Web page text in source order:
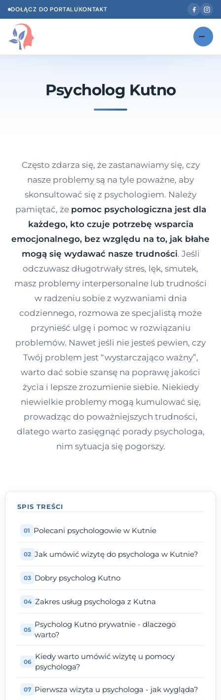
DOŁĄCZ DO PORTALUKONTAKT
NOWOŚĆ
Dawka wiedzy
Dla specjalistów
Kontakt
Dołącz do portalu
Psycholog Kutno
Często zdarza się, że zastanawiamy się, czy
nasze problemy są na tyle poważne, aby
skonsultować się z psychologiem. Należy
pamiętać, że pomoc psychologiczna jest dla
każdego, kto czuje potrzebę wsparcia
emocjonalnego, bez względu na to, jak błahe
mogą się wydawać nasze trudności. Jeśli
odczuwasz długotrwały stres, lęk, smutek,
masz problemy interpersonalne lub trudności
w radzeniu sobie z wyzwaniami dnia
codziennego, rozmowa ze specjalistą może
przynieść ulgę i pomoc w rozwiązaniu
problemów. Nawet jeśli nie jesteś pewien, czy
Twój problem jest “wystarczająco ważny”,
warto dać sobie szansę na poprawę jakości
życia i lepsze zrozumienie siebie. Niekiedy
niewielkie problemy mogą kumulować się,
prowadząc do poważniejszych trudności,
dlatego warto zasięgnąć porady psychologa,
nim sytuacja się pogorszy.
SPIS TREŚCI
Polecani psychologowie w Kutnie
Jak umówić wizytę do psychologa w Kutnie?
Dobry psycholog Kutno
Zakres usług psychologa z Kutna
Psycholog Kutno prywatnie - dlaczego
warto?
Kiedy warto umówić wizytę u pomocy
psychologa?
Pierwsza wizyta u psychologa - jak wygląda?